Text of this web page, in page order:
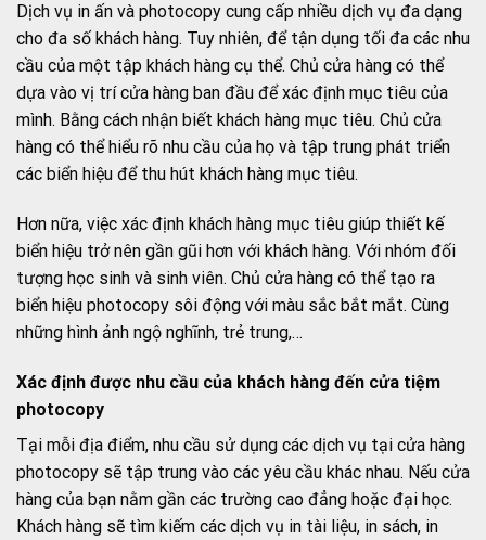
Dịch vụ in ấn và photocopy cung cấp nhiều dịch vụ đa dạng
cho đa số khách hàng. Tuy nhiên, để tận dụng tối đa các nhu
cầu của một tập khách hàng cụ thể. Chủ cửa hàng có thể
dựa vào vị trí cửa hàng ban đầu để xác định mục tiêu của
mình. Bằng cách nhận biết khách hàng mục tiêu. Chủ cửa
hàng có thể hiểu rõ nhu cầu của họ và tập trung phát triển
các biển hiệu để thu hút khách hàng mục tiêu.
Hơn nữa, việc xác định khách hàng mục tiêu giúp thiết kế
biển hiệu trở nên gần gũi hơn với khách hàng. Với nhóm đối
tượng học sinh và sinh viên. Chủ cửa hàng có thể tạo ra
biển hiệu photocopy sôi động với màu sắc bắt mắt. Cùng
những hình ảnh ngộ nghĩnh, trẻ trung,…
Xác định được nhu cầu của khách hàng đến cửa tiệm
photocopy
Tại mỗi địa điểm, nhu cầu sử dụng các dịch vụ tại cửa hàng
photocopy sẽ tập trung vào các yêu cầu khác nhau. Nếu cửa
hàng của bạn nằm gần các trường cao đẳng hoặc đại học.
Khách hàng sẽ tìm kiếm các dịch vụ in tài liệu, in sách, in